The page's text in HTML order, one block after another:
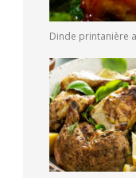
Dinde printanière